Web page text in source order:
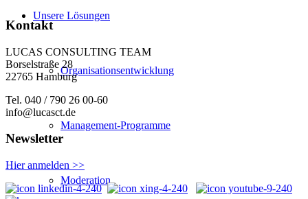
Unsere Lösungen
Organisationsentwicklung
Management-Programme
Moderation
Kontakt
LUCAS CONSULTING TEAM
Borselstraße 28
22765 Hamburg
Tel. 040 / 790 26 00-60
info@lucasct.de
Newsletter
Hier anmelden >>